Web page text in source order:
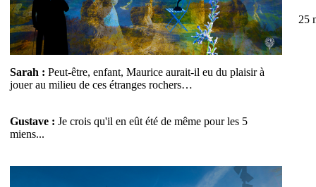
Sarah : Peut-être, enfant, Maurice aurait-il eu du plaisir à
jouer au milieu de ces étranges rochers…
Gustave : Je crois qu'il en eût été de même pour les 5
miens...
25